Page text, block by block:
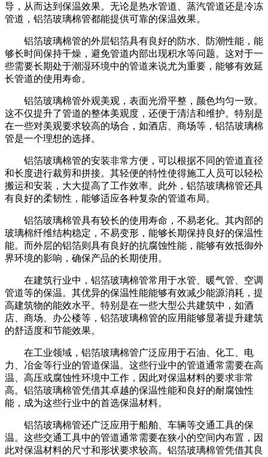
导，从而达到保温效果。无论是热水管道、蒸汽管道还是冷冻
管道，铝箔玻璃棉管都能提供可靠的保温效果。
铝箔玻璃棉管的外层铝箔具有良好的防水、防潮性能，能
够长时间保持干燥，避免管道内部出现积水等问题。这对于一
些需要长期处于潮湿环境中的管道来说尤为重要，能够有效延
长管道的使用寿命。
铝箔玻璃棉管外观美观，表面光滑平整，颜色均匀一致。
这不仅提升了管道的整体美观度，还便于清洁和维护。特别是
在一些对美观要求较高的场合，如酒店、商场等，铝箔玻璃棉
管是一个理想的选择。
铝箔玻璃棉管的安装非常方便，可以根据不同的管道直径
和长度进行裁剪和拼接。其轻便的特性使得施工人员可以轻松
搬运和安装，大大提高了工作效率。此外，铝箔玻璃棉管还具
有良好的柔韧性，能够适应各种复杂的管道布局。
铝箔玻璃棉管具有较长的使用寿命，不易老化。其内部的
玻璃棉纤维结构稳定，不易变形，能够长期保持良好的保温性
能。而外层的铝箔则具有良好的抗腐蚀性能，能够有效抵御外
界环境的影响，确保产品的长期使用。
在建筑行业中，铝箔玻璃棉管常用于水管、暖气管、空调
管道等的保温。其优异的保温性能能够有效减少能源消耗，提
高建筑物的能效水平。特别是在一些大型公共建筑中，如酒
店、商场、办公楼等，铝箔玻璃棉管的应用能够显著提升建筑
的舒适度和节能效果。
在工业领域，铝箔玻璃棉管广泛应用于石油、化工、电
力、冶金等行业的管道保温。这些行业中的管道通常需要在高
温、高压或腐蚀性环境中工作，因此对保温材料的要求非常
高。铝箔玻璃棉管凭借其卓越的保温性能和良好的耐腐蚀性
能，成为这些行业中的首选保温材料。
铝箔玻璃棉管还广泛应用于船舶、车辆等交通工具的保
温。这些交通工具中的管道通常需要在狭小的空间内布置，因
此对保温材料的尺寸和形状要求较高。铝箔玻璃棉管凭借其良